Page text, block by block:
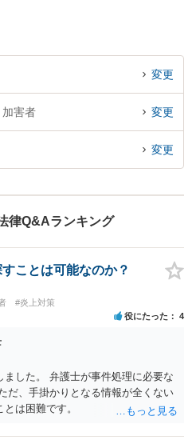
変更
加害者 変更
変更
律Q&Aランキング
ことは可能なのか？
#炎上対策
役にたった 4
した。 弁護士が事件処理に必要な
だ、手掛かりとなる情報が全くない
は困難です。